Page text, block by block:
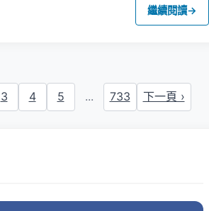
繼續閱讀→
3 4 5 ... 733 下一頁 ›